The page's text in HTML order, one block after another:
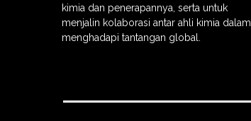
kimia dan penerapannya, serta untuk
menjalin kolaborasi antar ahli kimia dalam
menghadapi tantangan global.